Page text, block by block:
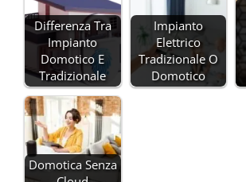
Differenza Tra
Impianto
Domotico E
Tradizionale
Impianto
Elettrico
Tradizionale O
Domotico
Domotica Senza